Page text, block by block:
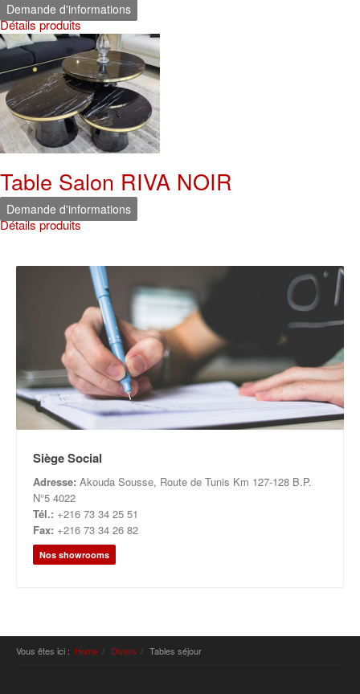
Demande d'informations
Détails produits
Table Salon RIVA NOIR
Demande d'informations
Détails produits
Siège Social
Adresse: Akouda Sousse, Route de Tunis Km 127-128 B.P.
N°5 4022
Tél.: +216 73 34 25 51
Fax: +216 73 34 26 82
Nos showrooms
Vous êtes ici : Home Divers Tables séjour